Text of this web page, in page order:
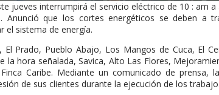
jueves interrumpirá el servicio eléctrico de 10 : am a
Anunció que los cortes energéticos se deben a
el sistema de energía.
Prado, Pueblo Abajo, Los Mangos de Cuca, El
hora señalada, Savica, Alto Las Flores,
Caribe. Mediante un comunicado de prensa,
de sus clientes durante la ejecución de los